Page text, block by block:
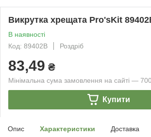
Викрутка хрещата Pro'sKit
В наявності
Код: 89402B
Роздріб
83,49 ₴
Мінімальна сума замовлення на сайті —
Купити
Опис Характеристики Доставка